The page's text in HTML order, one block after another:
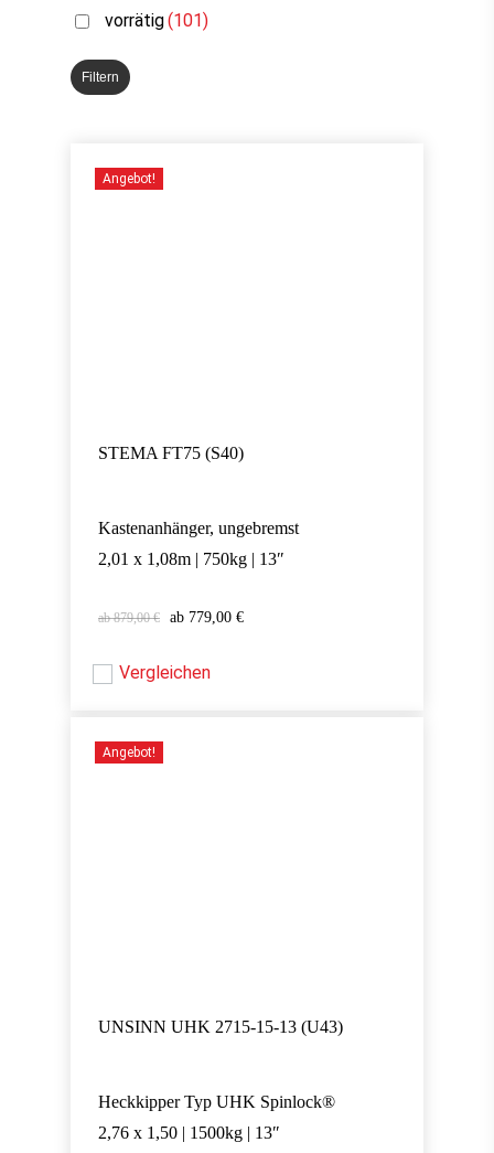
vorrätig(101)
Filtern
Angebot!
STEMA FT75 (S40)
Kastenanhänger, ungebremst
2,01 x 1,08m | 750kg | 13″
879,00€
Ursprünglicher
879,00 €
779,00 €Aktueller
Ursprünglicher
war:
879,00 €
779,00
Aktueller
ist:
Vergleichen
Angebot!
UNSINN UHK 2715-15-13 (U43)
Heckkipper Typ UHK Spinlock®
2,76 x 1,50 | 1500kg | 13″